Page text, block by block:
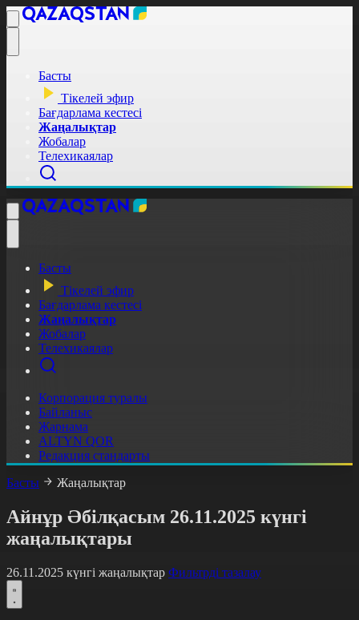
Басты
Тікелей эфир
Бағдарлама кестесі
Жаңалықтар
Жобалар
Телехикаялар
Басты
Тікелей эфир
Бағдарлама кестесі
Жаңалықтар
Жобалар
Телехикаялар
Корпорация туралы
Байланыс
Жарнама
ALTYN QOR
Редакция стандарты
Басты
Жаңалықтар
Айнұр Әбілқасым 26.11.2025 күнгі
жаңалықтары
26.11.2025 күнгі жаңалықтар Фильтрді тазалау